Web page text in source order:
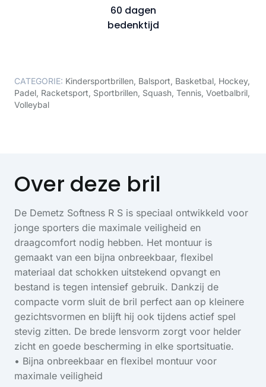
60 dagen
bedenktijd
CATEGORIE: Kindersportbrillen, Balsport, Basketbal, Hockey,
Padel, Racketsport, Sportbrillen, Squash, Tennis, Voetbalbril,
Volleybal
Over deze bril
De Demetz Softness R S is speciaal ontwikkeld voor
jonge sporters die maximale veiligheid en
draagcomfort nodig hebben. Het montuur is
gemaakt van een bijna onbreekbaar, flexibel
materiaal dat schokken uitstekend opvangt en
bestand is tegen intensief gebruik. Dankzij de
compacte vorm sluit de bril perfect aan op kleinere
gezichtsvormen en blijft hij ook tijdens actief spel
stevig zitten. De brede lensvorm zorgt voor helder
zicht en goede bescherming in elke sportsituatie.
• Bijna onbreekbaar en flexibel montuur voor
maximale veiligheid